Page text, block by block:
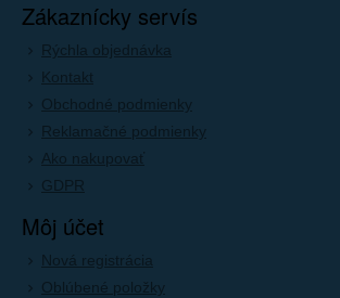
Zákaznícky servís
Rýchla objednávka
Kontakt
Obchodné podmienky
Reklamačné podmienky
Ako nakupovať
GDPR
Môj účet
Nová registrácia
Oblúbené položky